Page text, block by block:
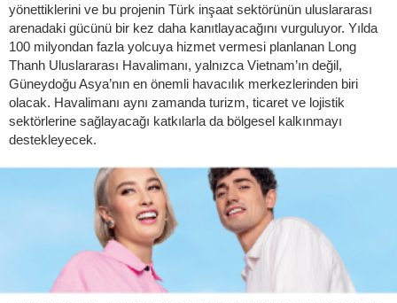
yönettiklerini ve bu projenin Türk inşaat sektörünün uluslararası
arenadaki gücünü bir kez daha kanıtlayacağını vurguluyor. Yılda
100 milyondan fazla yolcuya hizmet vermesi planlanan Long
Thanh Uluslararası Havalimanı, yalnızca Vietnam’ın değil,
Güneydoğu Asya’nın en önemli havacılık merkezlerinden biri
olacak. Havalimanı aynı zamanda turizm, ticaret ve lojistik
sektörlerine sağlayacağı katkılarla da bölgesel kalkınmayı
destekleyecek.